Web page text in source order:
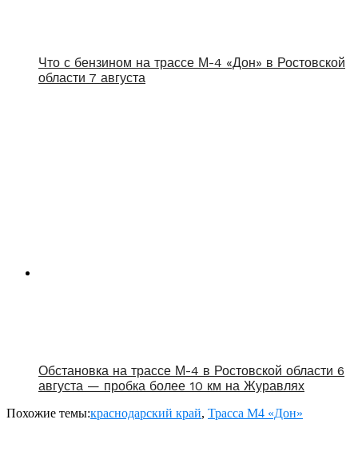
Что с бензином на трассе М-4 «Дон» в Ростовской
области 7 августа
Обстановка на трассе М-4 в Ростовской области 6
августа — пробка более 10 км на Журавлях
Похожие темы:краснодарский край, Трасса М4 «Дон»